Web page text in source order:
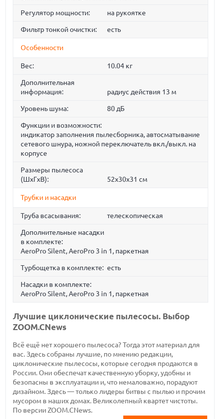
Регулятор мощности: на рукоятке
Фильтр тонкой очистки: есть
Особенности
Вес: 10.04 кг
Дополнительная
информация:
радиус действия 13 м
Уровень шума: 80 дБ
Функции и возможности:
индикатор заполнения пылесборника, автосматывание
сетевого шнура, ножной переключатель вкл./выкл. на
корпусе
Размеры пылесоса
(ШxГxВ):
52x30x31 cм
Трубки и насадки
Труба всасывания: телескопическая
Дополнительные насадки
в комплекте:
AeroPro Silent, AeroPro 3 in 1, паркетная
Турбощетка в комплекте: есть
Насадки в комплекте:
AeroPro Silent, AeroPro 3 in 1, паркетная
Лучшие циклонические пылесосы. Выбор
ZOOM.CNews
Всё ещё нет хорошего пылесоса? Тогда этот материал для
вас. Здесь собраны лучшие, по мнению редакции,
циклонические пылесосы, которые сегодня продаются в
России. Они обеспечат качественную уборку, удобны и
безопасны в эксплуатации и, что немаловажно, порадуют
дизайном. Здесь — только лидеры битвы с пылью и прочим
мусором в наших домах. Великолепный квартет чистоты.
По версии ZOOM.CNews.